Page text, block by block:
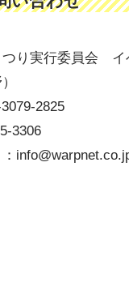
つり実行委員会 イ
2825
3306